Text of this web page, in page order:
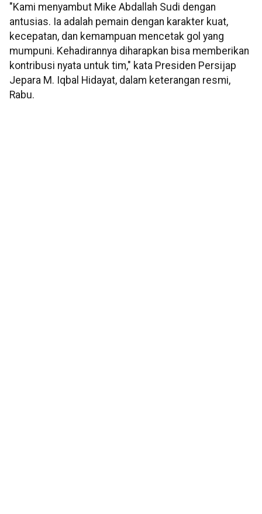
"Kami menyambut Mike Abdallah Sudi dengan
antusias. Ia adalah pemain dengan karakter kuat,
kecepatan, dan kemampuan mencetak gol yang
mumpuni. Kehadirannya diharapkan bisa memberikan
kontribusi nyata untuk tim," kata Presiden Persijap
Jepara M. Iqbal Hidayat, dalam keterangan resmi,
Rabu.